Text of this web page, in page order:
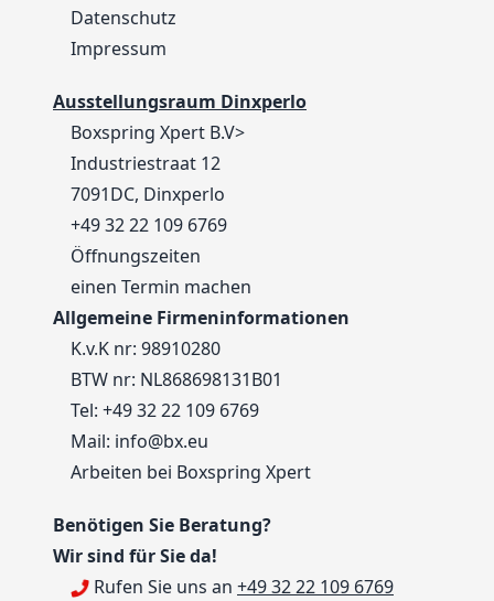
Datenschutz
Impressum
Ausstellungsraum Dinxperlo
Boxspring Xpert B.V>
Industriestraat 12
7091DC, Dinxperlo
+49 32 22 109 6769
Öffnungszeiten
einen Termin machen
Allgemeine Firmeninformationen
K.v.K nr: 98910280
BTW nr: NL868698131B01
Tel: +49 32 22 109 6769
Mail: info@bx.eu
Arbeiten bei Boxspring Xpert
Benötigen Sie Beratung?
Wir sind für Sie da!
Rufen Sie uns an +49 32 22 109 6769